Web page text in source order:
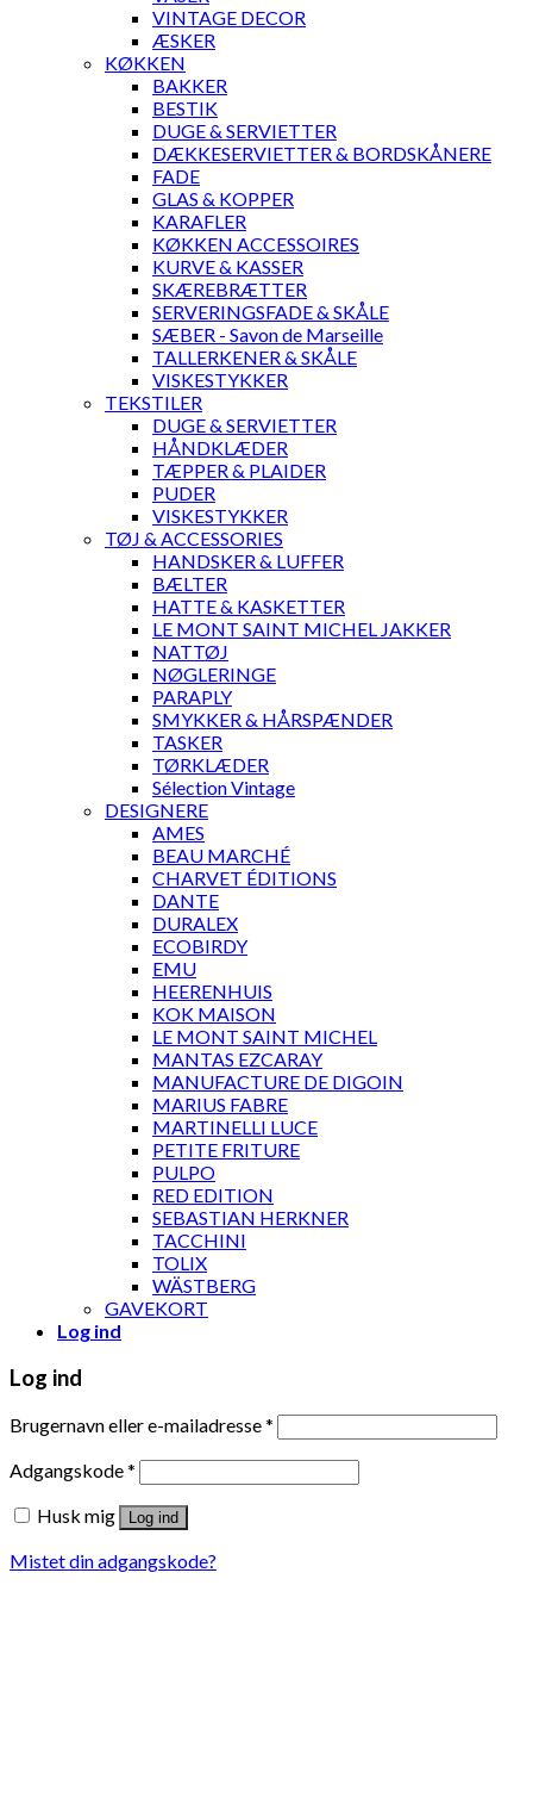
VINTAGE DECOR
ÆSKER
KØKKEN
BAKKER
BESTIK
DUGE & SERVIETTER
DÆKKESERVIETTER & BORDSKÅNERE
FADE
GLAS & KOPPER
KARAFLER
KØKKEN ACCESSOIRES
KURVE & KASSER
SKÆREBRÆTTER
SERVERINGSFADE & SKÅLE
SÆBER - Savon de Marseille
TALLERKENER & SKÅLE
VISKESTYKKER
TEKSTILER
DUGE & SERVIETTER
HÅNDKLÆDER
TÆPPER & PLAIDER
PUDER
VISKESTYKKER
TØJ & ACCESSORIES
HANDSKER & LUFFER
BÆLTER
HATTE & KASKETTER
LE MONT SAINT MICHEL JAKKER
NATTØJ
NØGLERINGE
PARAPLY
SMYKKER & HÅRSPÆNDER
TASKER
TØRKLÆDER
Sélection Vintage
DESIGNERE
AMES
BEAU MARCHÉ
CHARVET ÉDITIONS
DANTE
DURALEX
ECOBIRDY
EMU
HEERENHUIS
KOK MAISON
LE MONT SAINT MICHEL
MANTAS EZCARAY
MANUFACTURE DE DIGOIN
MARIUS FABRE
MARTINELLI LUCE
PETITE FRITURE
PULPO
RED EDITION
SEBASTIAN HERKNER
TACCHINI
TOLIX
WÄSTBERG
GAVEKORT
Log ind
Log ind
Brugernavn eller e-mailadresse*
Adgangskode*
Husk mig
Log ind
Mistet din adgangskode?